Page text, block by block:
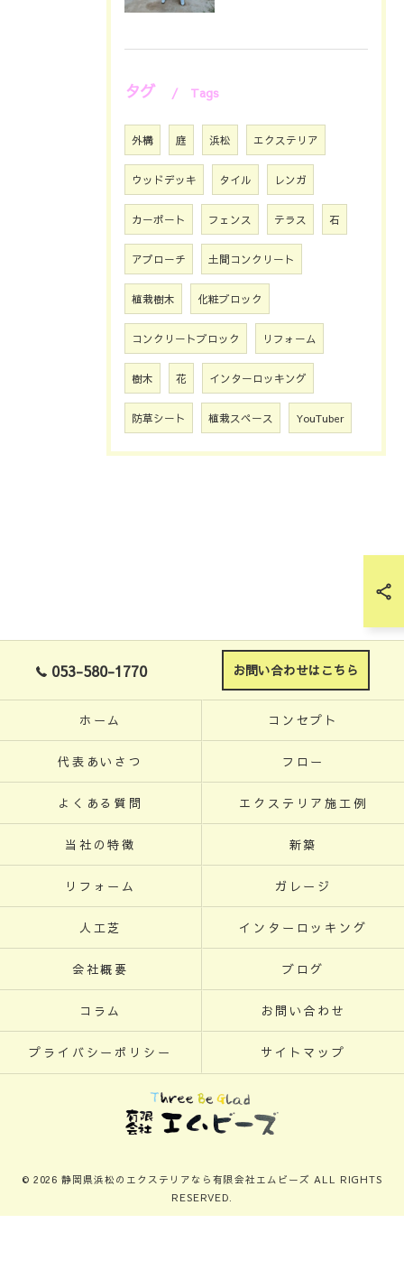
タグ Tags
外構 庭 浜松 エクステリア
ウッドデッキ タイル レンガ
カーポート フェンス テラス 石
アプローチ 土間コンクリート
植栽樹木 化粧ブロック
コンクリートブロック リフォーム
樹木 花 インターロッキング
防草シート 植栽スペース YouTuber
053-580-1770 お問い合わせはこちら
ホーム コンセプト
代表あいさつ フロー
よくある質問 エクステリア施工例
当社の特徴 新築
リフォーム ガレージ
人工芝 インターロッキング
会社概要 ブログ
コラム お問い合わせ
プライバシーポリシー サイトマップ
© 2026 静岡県浜松のエクステリアなら有限会社エムビーズ ALL RIGHTS
RESERVED.